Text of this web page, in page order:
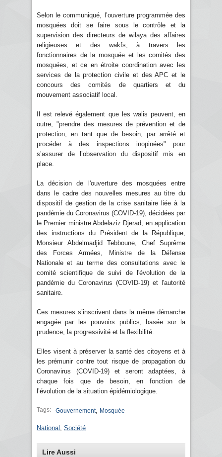
Selon le communiqué, l’ouverture programmée des
mosquées doit se faire sous le contrôle et la
supervision des directeurs de wilaya des affaires
religieuses et des wakfs, à travers les
fonctionnaires de la mosquée et les comités des
mosquées, et ce en étroite coordination avec les
services de la protection civile et des APC et le
concours des comités de quartiers et du
mouvement associatif local.
Il est relevé également que les walis peuvent, en
outre, "prendre des mesures de prévention et de
protection, en tant que de besoin, par arrêté et
procéder à des inspections inopinées" pour
s’assurer de l’observation du dispositif mis en
place.
La décision de l'ouverture des mosquées entre
dans le cadre des nouvelles mesures au titre du
dispositif de gestion de la crise sanitaire liée à la
pandémie du Coronavirus (COVID-19), décidées par
le Premier ministre Abdelaziz Djerad, en application
des instructions du Président de la République,
Monsieur Abdelmadjid Tebboune, Chef Suprême
des Forces Armées, Ministre de la Défense
Nationale et au terme des consultations avec le
comité scientifique de suivi de l'évolution de la
pandémie du Coronavirus (COVID-19) et l'autorité
sanitaire.
Ces mesures s’inscrivent dans la même démarche
engagée par les pouvoirs publics, basée sur la
prudence, la progressivité et la flexibilité.
Elles visent à préserver la santé des citoyens et à
les prémunir contre tout risque de propagation du
Coronavirus (COVID-19) et seront adaptées, à
chaque fois que de besoin, en fonction de
l’évolution de la situation épidémiologique.
Tags: Gouvernement, Mosquée
National Société
Lire Aussi